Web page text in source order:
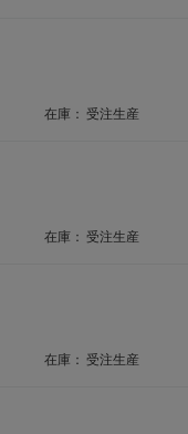
在庫： 受注生産
在庫： 受注生産
在庫： 受注生産